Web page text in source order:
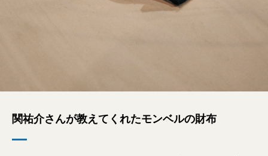
関祐介さんが教えてくれたモンベルの財布